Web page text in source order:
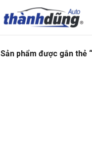
Sản phẩm được gắn thẻ